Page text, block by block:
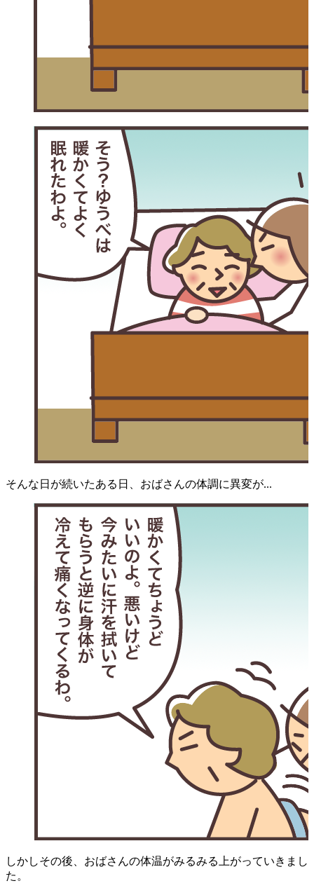
そんな日が続いたある日、おばさんの体調に異変が...
しかしその後、おばさんの体温がみるみる上がっていきまし
た。